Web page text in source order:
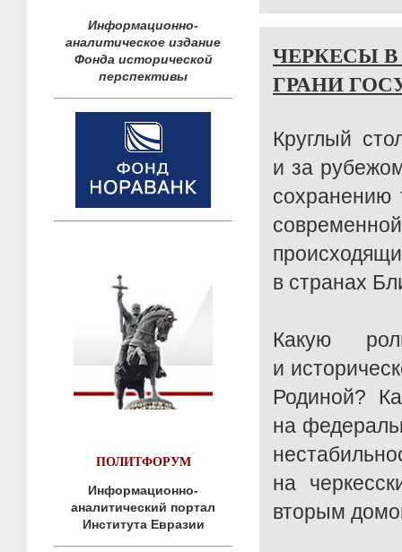
Информационно-
аналитическое издание
Фонда исторической
перспективы
ПОЛИТФОРУМ
Информационно-
аналитический портал
Института Евразии
ЧЕРКЕСЫ
ГРАНИ
Круглый
и за
сохранению
в странах
Какую
и
Родиной?
на
на
вторым